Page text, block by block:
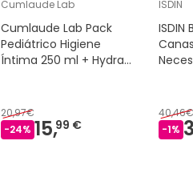
Cumlaude Lab
Cumlaude Lab Pack
Pediátrico Higiene
Íntima 250 ml + Hydra
20,97€
-24% 15,99 €
ISDIN
ISDIN
40,46€
-1%